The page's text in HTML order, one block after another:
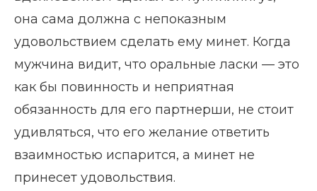
она сама должна с непоказным
удовольствием сделать ему минет. Когда
мужчина видит, что оральные ласки — это
как бы повинность и неприятная
обязанность для его партнерши, не стоит
удивляться, что его желание ответить
взаимностью испарится, а минет не
принесет удовольствия.